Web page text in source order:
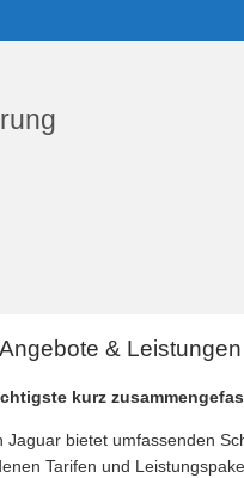
&
kurz
Jaguar bietet umfassenden
Tarifen und